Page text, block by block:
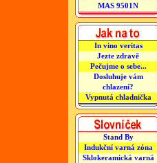
MAS 9501N
In vino veritas
Jezte zdravě
Pečujme o sebe...
Dosluhuje vám
chlazení?
Vypnutá chladnička
Stand By
Indukční varná zóna
Sklokeramická varná